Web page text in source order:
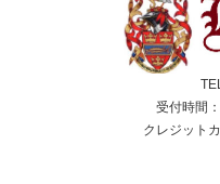
受付時間
クレジット